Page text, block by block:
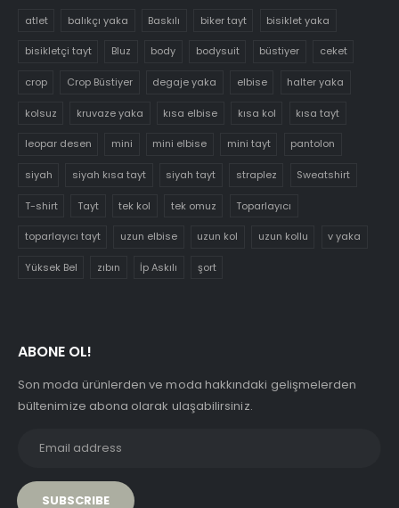
atlet balıkçı yaka Baskılı biker tayt bisiklet yaka
bisikletçi tayt Bluz body bodysuit büstiyer ceket
crop Crop Büstiyer degaje yaka elbise halter yaka
kolsuz kruvaze yaka kısa elbise kısa kol kısa tayt
leopar desen mini mini elbise mini tayt pantolon
siyah siyah kısa tayt siyah tayt straplez Sweatshirt
T-shirt Tayt tek kol tek omuz Toparlayıcı
toparlayıcı tayt uzun elbise uzun kol uzun kollu v yaka
Yüksek Bel zıbın İp Askılı şort
ABONE OL!
Son moda ürünlerden ve moda hakkındaki gelişmelerden
bültenimize abona olarak ulaşabilirsiniz.